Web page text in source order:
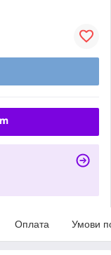
Оплата Умови